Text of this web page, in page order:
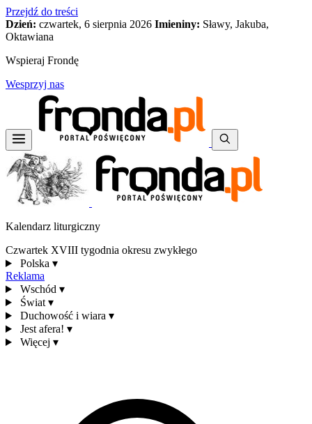
Przejdź do treści
Dzień: czwartek, 6 sierpnia 2026 Imieniny: Sławy, Jakuba,
Oktawiana
Wspieraj Frondę
Wesprzyj nas
Kalendarz liturgiczny
Czwartek XVIII tygodnia okresu zwykłego
Polska ▾
Reklama
Wschód ▾
Świat ▾
Duchowość i wiara ▾
Jest afera! ▾
Więcej ▾